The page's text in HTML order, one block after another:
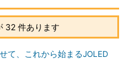
32 件あります
て、これから始まるJOLED